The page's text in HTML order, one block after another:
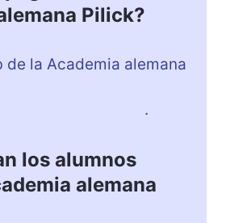
Pilick?
de la Academia alemana
.
los alumnos
alemana